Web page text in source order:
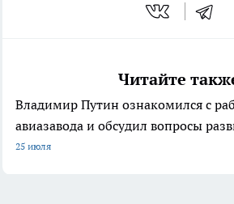
Читайте
Владимир Путин ознакомился с
авиазавода и обсудил вопросы
25 июля